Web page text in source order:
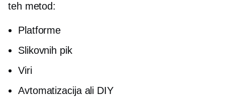
teh metod:
Platforme
Slikovnih pik
Viri
Avtomatizacija ali DIY